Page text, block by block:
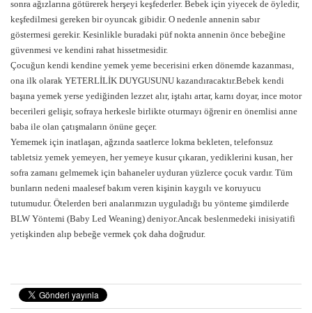
sonra ağızlarına götürerek herşeyi keşfederler. Bebek için yiyecek de öyledir,
keşfedilmesi gereken bir oyuncak gibidir. O nedenle annenin sabır
göstermesi gerekir. Kesinlikle buradaki püf nokta annenin önce bebeğine
güvenmesi ve kendini rahat hissetmesidir.
Çocuğun kendi kendine yemek yeme becerisini erken dönemde kazanması,
ona ilk olarak YETERLİLİK DUYGUSUNU kazandıracaktır.Bebek kendi
başına yemek yerse yediğinden lezzet alır, iştahı artar, karnı doyar, ince motor
becerileri gelişir, sofraya herkesle birlikte oturmayı öğrenir en önemlisi anne
baba ile olan çatışmaların önüne geçer.
Yememek için inatlaşan, ağzında saatlerce lokma bekleten, telefonsuz
tabletsiz yemek yemeyen, her yemeye kusur çıkaran, yediklerini kusan, her
sofra zamanı gelmemek için bahaneler uyduran yüzlerce çocuk vardır. Tüm
bunların nedeni maalesef bakım veren kişinin kaygılı ve koruyucu
tutumudur. Ötelerden beri analarımızın uyguladığı bu yönteme şimdilerde
BLW Yöntemi (Baby Led Weaning) deniyor.Ancak beslenmedeki inisiyatifi
yetişkinden alıp bebeğe vermek çok daha doğrudur.